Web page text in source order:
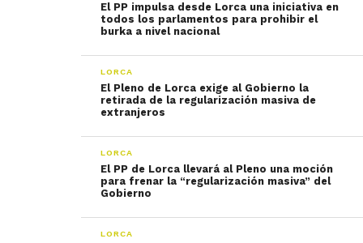
El PP impulsa desde Lorca una iniciativa en
todos los parlamentos para prohibir el
burka a nivel nacional
LORCA
El Pleno de Lorca exige al Gobierno la
retirada de la regularización masiva de
extranjeros
LORCA
El PP de Lorca llevará al Pleno una moción
para frenar la “regularización masiva” del
Gobierno
LORCA